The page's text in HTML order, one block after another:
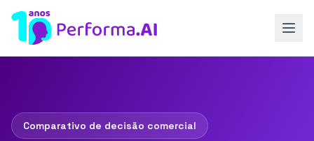
Comparativo de decisão comercial